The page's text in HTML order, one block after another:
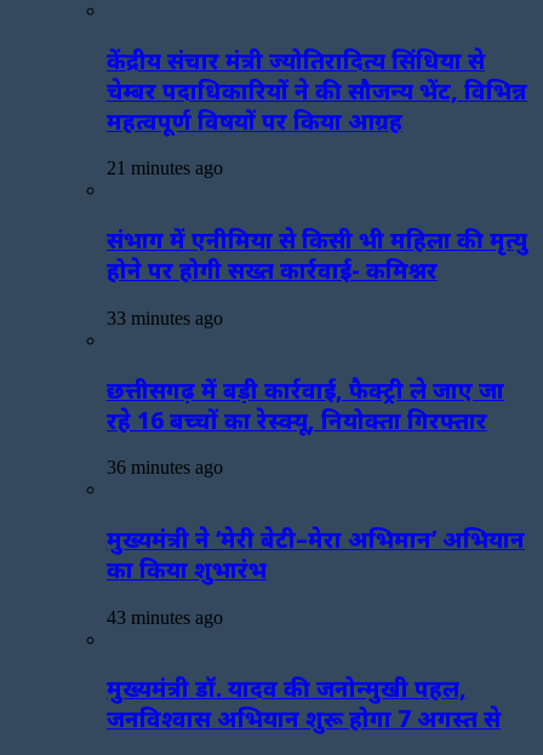
केंद्रीय संचार मंत्री ज्योतिरादित्य सिंधिया से
चेम्बर पदाधिकारियों ने की सौजन्य भेंट, विभिन्न
महत्वपूर्ण विषयों पर किया आग्रह
21 minutes ago
संभाग में एनीमिया से किसी भी महिला की मृत्यु
होने पर होगी सख्त कार्रवाई- कमिश्नर
33 minutes ago
छत्तीसगढ़ में बड़ी कार्रवाई, फैक्ट्री ले जाए जा
रहे 16 बच्चों का रेस्क्यू, नियोक्ता गिरफ्तार
36 minutes ago
मुख्यमंत्री ने ‘मेरी बेटी–मेरा अभिमान’ अभियान
का किया शुभारंभ
43 minutes ago
मुख्यमंत्री डॉ. यादव की जनोन्मुखी पहल,
जनविश्वास अभियान शुरू होगा 7 अगस्त से